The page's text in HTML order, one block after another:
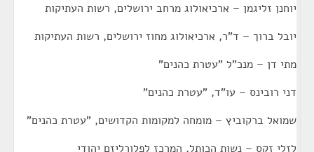
יוחנן זליגמן – ארכיאולוג מרחב ירושלים, רשות העתיקות
יובל ברוך – ד"ר, ארכיאולוג מחוז ירושלים, רשות העתיקות
מתי דן – מנכ"ל "עטרת כהנים"
דני רובינס – עו"ד, "עטרת כהנים"
שמואל ברקוביץ – מומחה למקומות הקדושים, "עטרת כהנים"
לזלי זקס – נשות הכותל, המרכז לפלורליזם יהודי